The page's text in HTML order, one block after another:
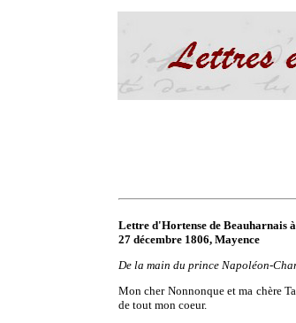
Lettre d'Hortense de Beauharnais
27 décembre 1806, Mayence
De la main du prince Napoléon-
Mon cher Nonnonque et ma chère
de tout mon coeur.